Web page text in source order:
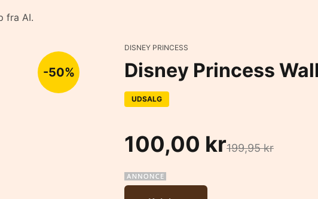
fra AI.
-50%
DISNEY PRINCESS
Disney Princess
UDSALG
100,00 kr199,95 kr